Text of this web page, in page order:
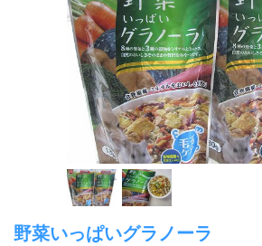
野菜いっぱいグラノーラ